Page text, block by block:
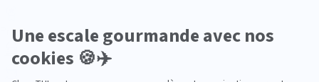
Premium